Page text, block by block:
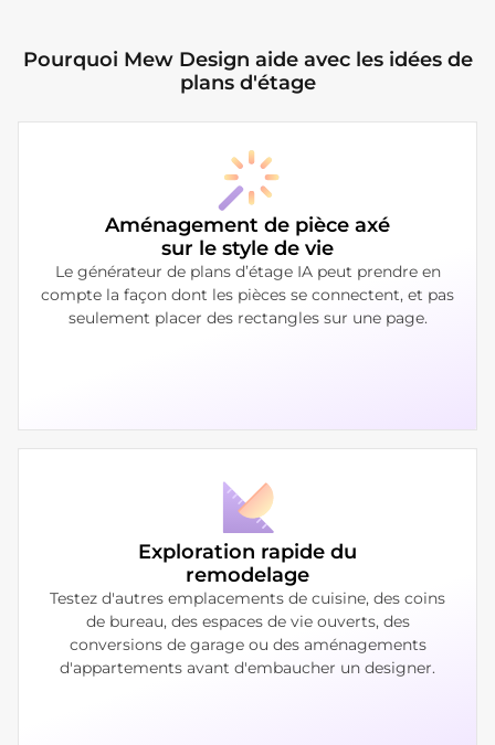
Pourquoi Mew Design aide avec les idées de
plans d'étage
Aménagement de pièce axé
sur le style de vie
Le générateur de plans d’étage IA peut prendre en
compte la façon dont les pièces se connectent, et pas
seulement placer des rectangles sur une page.
Exploration rapide du
remodelage
Testez d'autres emplacements de cuisine, des coins
de bureau, des espaces de vie ouverts, des
conversions de garage ou des aménagements
d'appartements avant d'embaucher un designer.